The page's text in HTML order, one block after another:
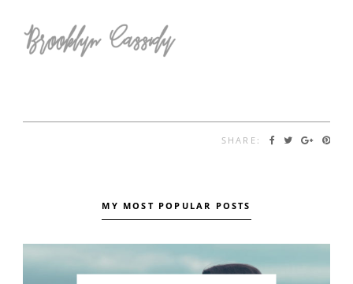
SHARE:
MY MOST POPULAR POSTS